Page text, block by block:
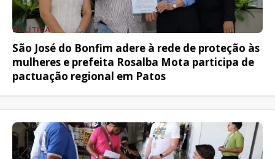
POLÍTICA
São José do Bonfim adere à rede de proteção às
mulheres e prefeita Rosalba Mota participa de
pactuação regional em Patos